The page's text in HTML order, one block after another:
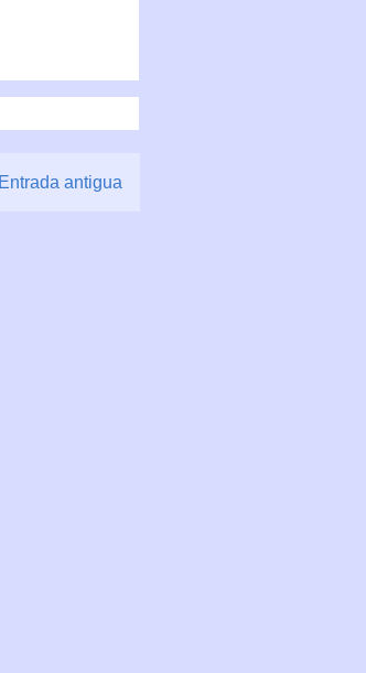
Entrada antigua